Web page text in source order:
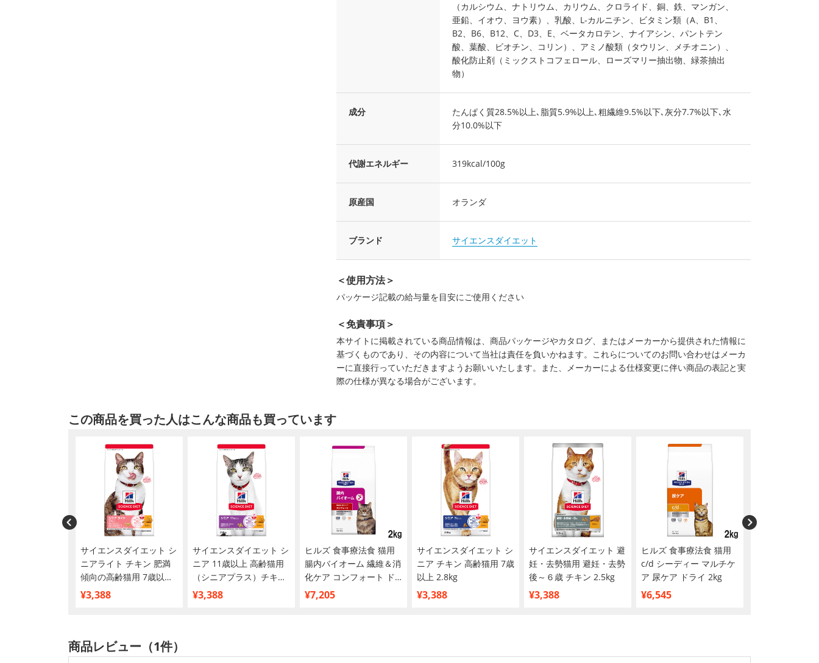
（カルシウム、ナトリウム、カリウム、クロライド、銅、鉄、マンガン、
亜鉛、イオウ、ヨウ素）、乳酸、L-カルニチン、ビタミン類（A、B1、
B2、B6、B12、C、D3、E、ベータカロテン、ナイアシン、パントテン
酸、葉酸、ビオチン、コリン）、アミノ酸類（タウリン、メチオニン）、
酸化防止剤（ミックストコフェロール、ローズマリー抽出物、緑茶抽出
物）
成分
たんぱく質28.5%以上､脂質5.9%以上､粗繊維9.5%以下､灰分7.7%以下､水
分10.0%以下
代謝エネルギー 319kcal/100g
原産国 オランダ
ブランド サイエンスダイエット
＜使用方法＞
パッケージ記載の給与量を目安にご使用ください
＜免責事項＞
本サイトに掲載されている商品情報は、商品パッケージやカタログ、またはメーカーから提供された情報に
基づくものであり、その内容について当社は責任を負いかねます。これらについてのお問い合わせはメーカ
ーに直接行っていただきますようお願いいたします。また、メーカーによる仕様変更に伴い商品の表記と実
際の仕様が異なる場合がございます。
この商品を買った人はこんな商品も買っています
サイエンスダイエット シ
ニアライト チキン 肥満
傾向の高齢猫用 7歳以上
2.8kg
¥3,388
サイエンスダイエット シ
ニア 11歳以上 高齢猫用
（シニアプラス）チキン
2.8kg
¥3,388
ヒルズ 食事療法食 猫用
腸内バイオーム 繊維＆消
化ケア コンフォート ド
ライ 2kg
¥7,205
サイエンスダイエット シ
ニア チキン 高齢猫用 7歳
以上 2.8kg
¥3,388
サイエンスダイエット 避
妊・去勢猫用 避妊・去勢
後～６歳 チキン 2.5kg
¥3,388
ヒルズ 食事療法食 猫用
c/d シーディー マルチケ
ア 尿ケア ドライ 2kg
¥6,545
商品レビュー（1件）